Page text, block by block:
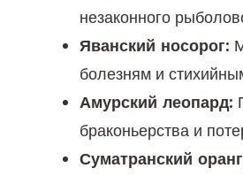
незаконного
Яванский носорог:
болезням и
Амурский леопард:
браконьерства и
Суматранский